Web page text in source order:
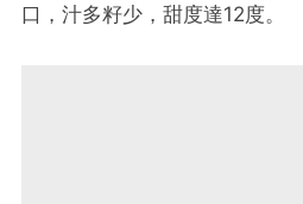
口，汁多籽少，甜度達12度。